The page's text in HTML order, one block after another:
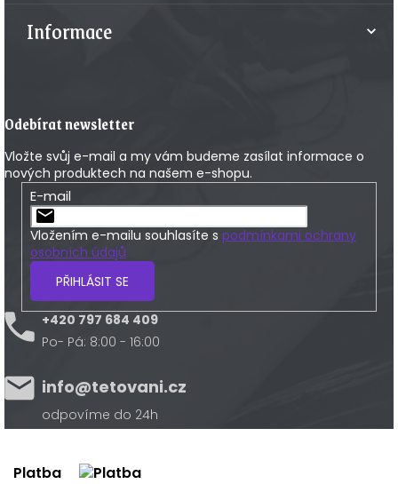
Informace
Odebírat newsletter
Vložte svůj e-mail a my vám budeme zasílat informace o
nových produktech na našem e-shopu.
E-mail
Vložením e-mailu souhlasíte s podmínkami ochrany
osobních údajů
PŘIHLÁSIT SE
+420 797 684 409
Po- Pá: 8:00 - 16:00
info@tetovani.cz
odpovíme do 24h
Platba